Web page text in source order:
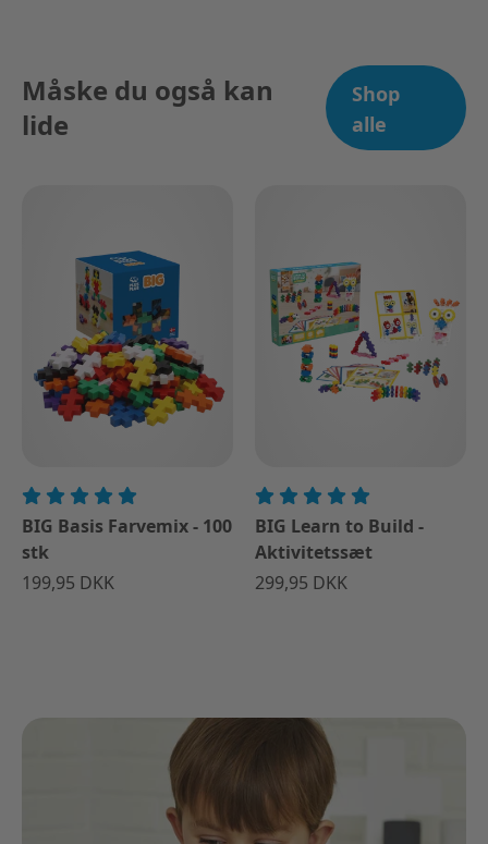
Måske du også kan
lide
Shop
alle
BIG Basis Farvemix - 100
stk
199,95 DKK
BIG Learn to Build -
Aktivitetssæt
299,95 DKK